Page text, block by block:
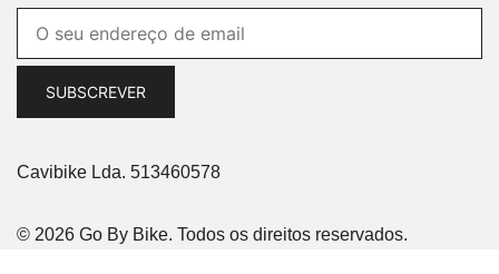
Cavibike Lda. 513460578
© 2026 Go By Bike. Todos os direitos reservados.